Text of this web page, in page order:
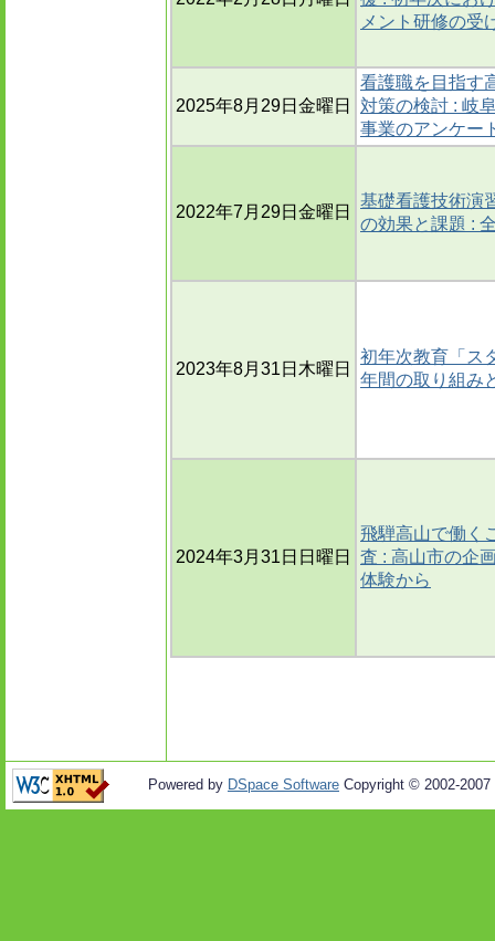
メント研修の受
2025年8月29日金曜日
看護職を目指す
対策の検討 : 岐
事業のアンケー
2022年7月29日金曜日
基礎看護技術演
の効果と課題 :
2023年8月31日木曜日
初年次教育「ス
年間の取り組み
2024年3月31日日曜日
飛騨高山で働く
査 : 高山市の企
体験から
Powered by DSpace Software Copyright © 2002-2007